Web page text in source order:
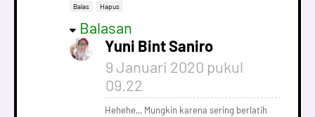
Balas Hapus
Balasan
Yuni Bint Saniro
9 Januari 2020 pukul
09.22
Hehehe,,, Mungkin karena sering berlatih